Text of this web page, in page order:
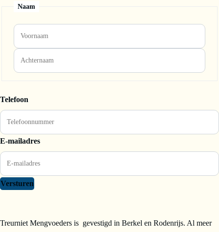
Naam
Telefoon
E-mailadres
Versturen
Treurniet Mengvoeders is gevestigd in Berkel en Rodenrijs. Al meer